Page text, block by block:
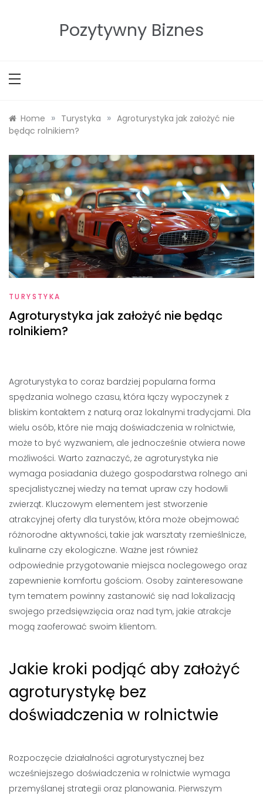
Pozytywny Biznes
Home » Turystyka » Agroturystyka jak założyć nie
będąc rolnikiem?
TURYSTYKA
Agroturystyka jak założyć nie będąc
rolnikiem?
Agroturystyka to coraz bardziej popularna forma
spędzania wolnego czasu, która łączy wypoczynek z
bliskim kontaktem z naturą oraz lokalnymi tradycjami. Dla
wielu osób, które nie mają doświadczenia w rolnictwie,
może to być wyzwaniem, ale jednocześnie otwiera nowe
możliwości. Warto zaznaczyć, że agroturystyka nie
wymaga posiadania dużego gospodarstwa rolnego ani
specjalistycznej wiedzy na temat upraw czy hodowli
zwierząt. Kluczowym elementem jest stworzenie
atrakcyjnej oferty dla turystów, która może obejmować
różnorodne aktywności, takie jak warsztaty rzemieślnicze,
kulinarne czy ekologiczne. Ważne jest również
odpowiednie przygotowanie miejsca noclegowego oraz
zapewnienie komfortu gościom. Osoby zainteresowane
tym tematem powinny zastanowić się nad lokalizacją
swojego przedsięwzięcia oraz nad tym, jakie atrakcje
mogą zaoferować swoim klientom.
Jakie kroki podjąć aby założyć
agroturystykę bez
doświadczenia w rolnictwie
Rozpoczęcie działalności agroturystycznej bez
wcześniejszego doświadczenia w rolnictwie wymaga
przemyślanej strategii oraz planowania. Pierwszym